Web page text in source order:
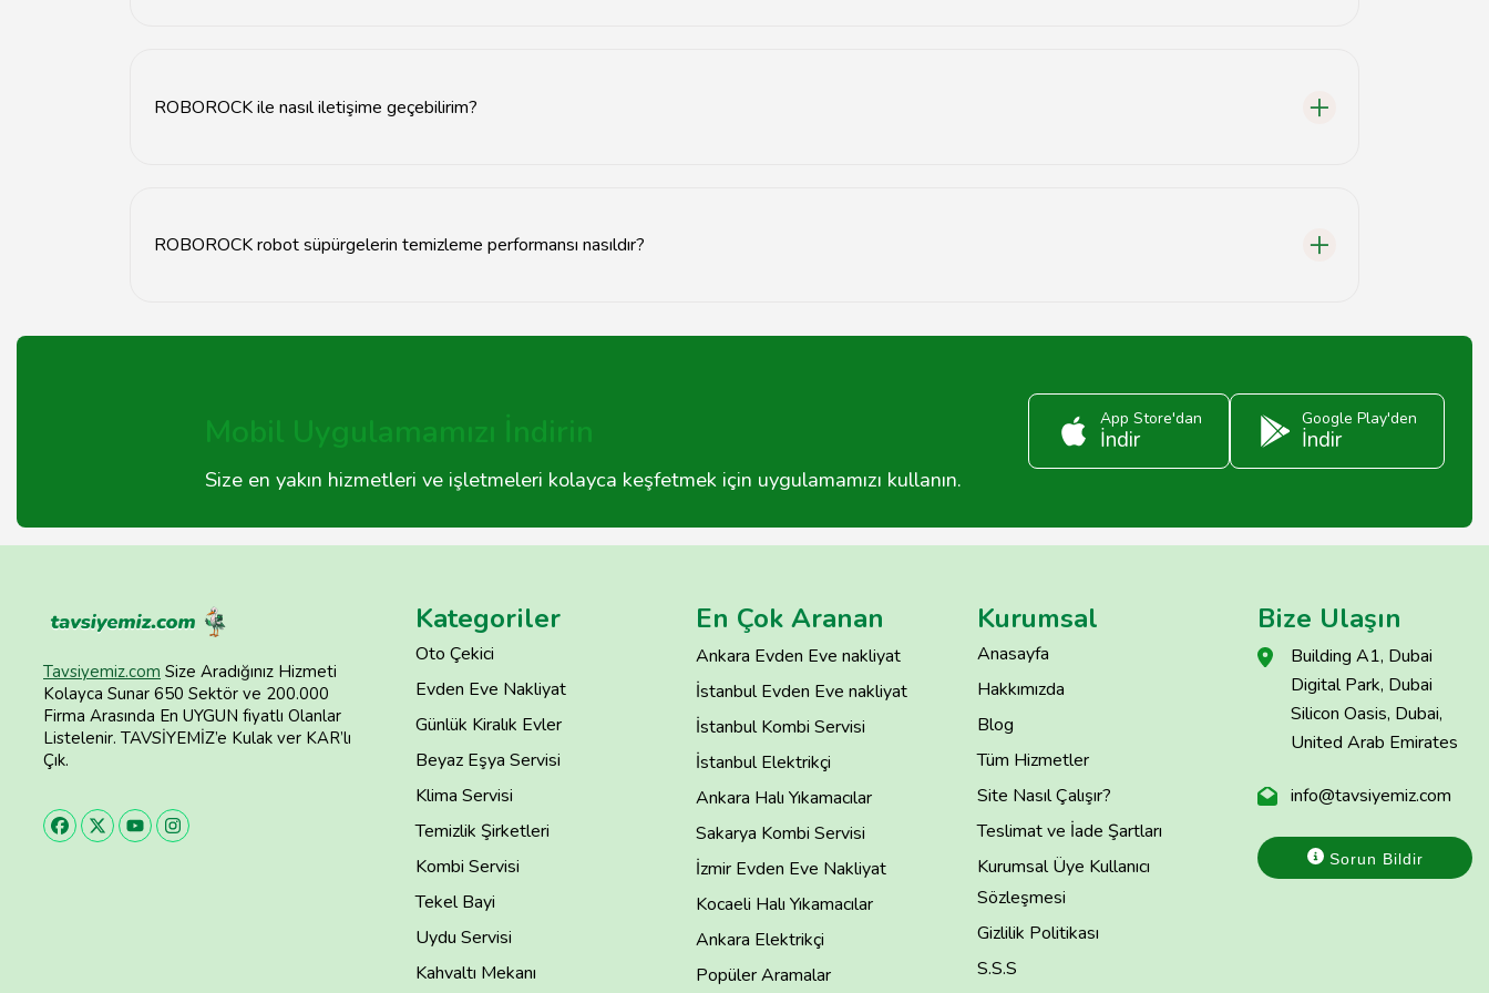
ROBOROCK ile nasıl iletişime geçebilirim?
ROBOROCK robot süpürgelerin temizleme performansı nasıldır?
Mobil Uygulamamızı İndirin
Size en yakın hizmetleri ve işletmeleri kolayca keşfetmek için uygulamamızı kullanın.
App Store'dan
İndir
Google Play'den
İndir
Tavsiyemiz.com Size Aradığınız Hizmeti
Kolayca Sunar 650 Sektör ve 200.000
Firma Arasında En UYGUN fiyatlı Olanlar
Listelenir. TAVSİYEMİZ’e Kulak ver KAR’lı
Çık.
Kategoriler
Oto Çekici
Evden Eve Nakliyat
Günlük Kiralık Evler
Beyaz Eşya Servisi
Klima Servisi
Temizlik Şirketleri
Kombi Servisi
Tekel Bayi
Uydu Servisi
Kahvaltı Mekanı
En Çok Aranan
Ankara Evden Eve nakliyat
İstanbul Evden Eve nakliyat
İstanbul Kombi Servisi
İstanbul Elektrikçi
Ankara Halı Yıkamacılar
Sakarya Kombi Servisi
İzmir Evden Eve Nakliyat
Kocaeli Halı Yıkamacılar
Ankara Elektrikçi
Popüler Aramalar
Kurumsal
Anasayfa
Hakkımızda
Blog
Tüm Hizmetler
Site Nasıl Çalışır?
Teslimat ve İade Şartları
Kurumsal Üye Kullanıcı
Sözleşmesi
Gizlilik Politikası
S.S.S
Bize Ulaşın
Building A1, Dubai
Digital Park, Dubai
Silicon Oasis, Dubai,
United Arab Emirates
info@tavsiyemiz.com
Sorun Bildir